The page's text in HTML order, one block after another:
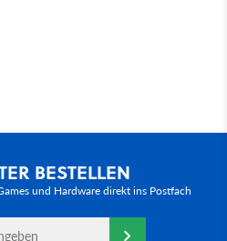
BESTELLEN
und Hardware direkt ins Postfach